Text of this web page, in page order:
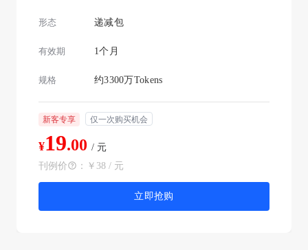
形态 递减包
有效期 1个月
规格 约3300万Tokens
新客专享 仅一次购买机会
¥19.00 / 元
刊例价
： ￥38 / 元
立即抢购